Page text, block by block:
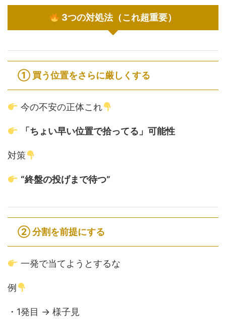
3つの対処法（これ超重要）
① 買う位置をさらに厳しくする
今の不安の正体これ
「ちょい早い位置で拾ってる」可能性
対策
“終盤の投げまで待つ”
② 分割を前提にする
一発で当てようとするな
例
・1発目 → 様子見